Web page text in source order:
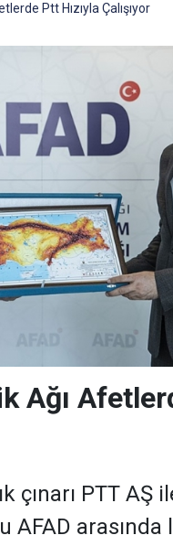
Ptt Hızıyla Çalışıyor
Ağı
çınarı PTT
AFAD